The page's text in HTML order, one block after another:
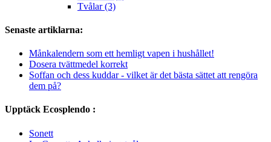
Tvålar (3)
Senaste artiklarna:
Månkalendern som ett hemligt vapen i hushållet!
Dosera tvättmedel korrekt
Soffan och dess kuddar - vilket är det bästa sättet att rengöra
dem på?
Upptäck Ecosplendo :
Sonett